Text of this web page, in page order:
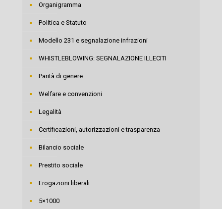
Organigramma
Politica e Statuto
Modello 231 e segnalazione infrazioni
WHISTLEBLOWING: SEGNALAZIONE ILLECITI
Parità di genere
Welfare e convenzioni
Legalità
Certificazioni, autorizzazioni e trasparenza
Bilancio sociale
Prestito sociale
Erogazioni liberali
5×1000